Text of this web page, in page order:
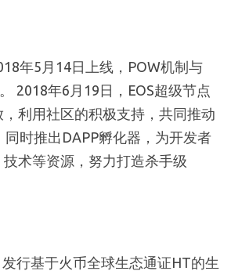
年5月14日上线，POW机制与
2018年6月19日，EOS超级节点
利用社区的积极支持，共同推动
同时推出DAPP孵化器，为开发者
术等资源，努力打造杀手级
行基于火币全球生态通证HT的生